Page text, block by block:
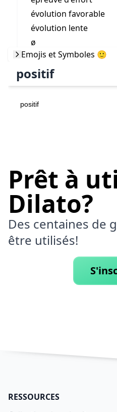
évolution favorable
évolution lente
ø
Emojis et Symboles 🙂
positif
positif
Prêt à
Dilato?
Des centaines de
être utilisés!
RESSOURCES